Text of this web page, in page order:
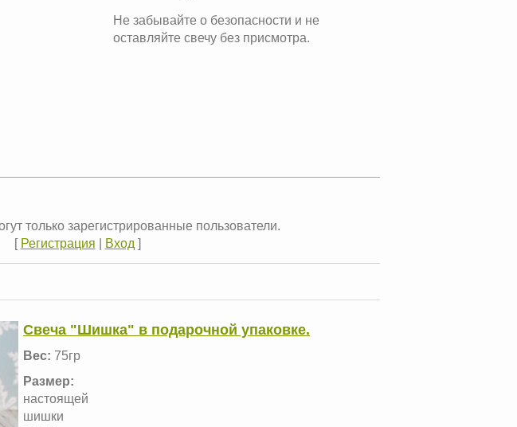
Не забывайте о безопасности и не
оставляйте свечу без присмотра.
только зарегистрированные пользователи.
[ Регистрация Вход ]
Свеча "Шишка" в подарочной упаковке.
Вес: 75гр
Размер:
настоящей
шишки